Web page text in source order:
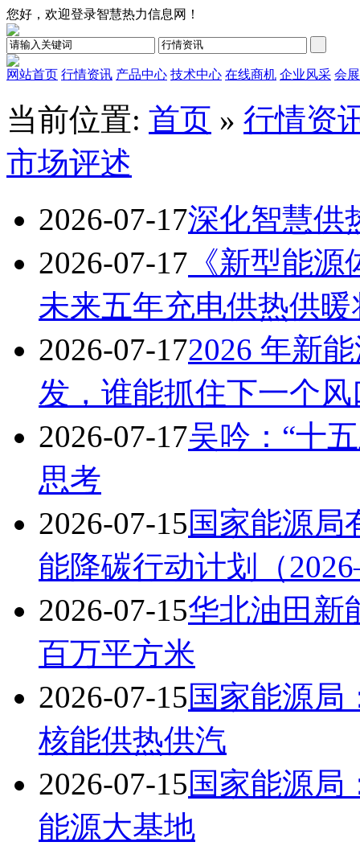
您好，欢迎登录智慧热力信息网！
网站首页 行情资讯 产品中心 技术中心 在线商机 企业风采 会
当前位置: 首页 » 行情资
市场评述
2026-07-17深化智慧供
2026-07-17 《新型能
未来五年充电供热供
2026-07-172026 年新
发，谁能抓住下一个风
2026-07-17吴吟：“十
思考
2026-07-15国家能源局
能降碳行动计划（
2026-07-15华北油田新
百万平方米
2026-07-15国家能源局
核能供热供汽
2026-07-15国家能源局
能源大基地